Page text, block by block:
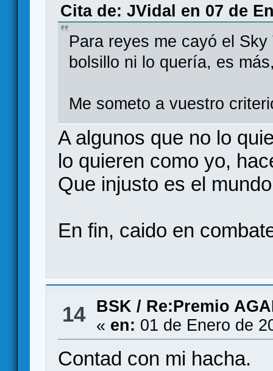
Cita de: JVidal en 07 de
Para reyes me cayó el
bolsillo ni lo quería, es
Me someto a vuestro
A algunos que no lo
lo quieren como yo,
Que injusto es el
En fin, caido en
14 BSK / Re:Premio
« en: 01 de Enero de
Contad con mi hacha.